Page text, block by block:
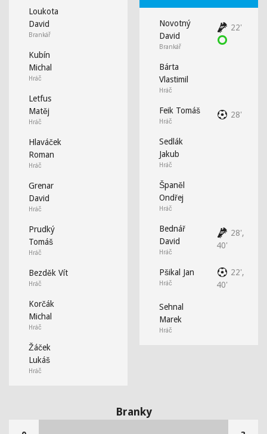
Loukota
David
Brankář
Kubín
Michal
Hráč
Letfus
Matěj
Hráč
Hlaváček
Roman
Hráč
Grenar
David
Hráč
Prudký
Tomáš
Hráč
Bezděk Vít
Hráč
Korčák
Michal
Hráč
Žáček
Lukáš
Hráč
Novotný
David
Brankář
22'
Bárta
Vlastimil
Hráč
Feik Tomáš
Hráč
28'
Sedlák
Jakub
Hráč
Španěl
Ondřej
Hráč
Bednář
David
Hráč
28',
40'
Pšikal Jan
Hráč
22',
40'
Sehnal
Marek
Hráč
Branky